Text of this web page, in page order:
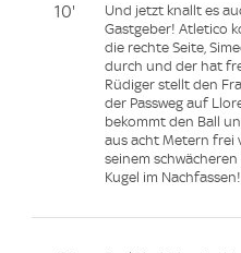
10'
Und jetzt knallt es
Gastgeber! Atletico
die rechte Seite,
durch und der hat
Rüdiger stellt den
der Passweg auf
bekommt den Ball
aus acht Metern frei
seinem
Kugel im Nachfassen!